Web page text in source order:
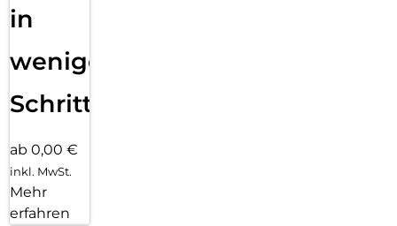
in
wenigen
Schritten
ab 0,00 €
inkl. MwSt.
Mehr
erfahren